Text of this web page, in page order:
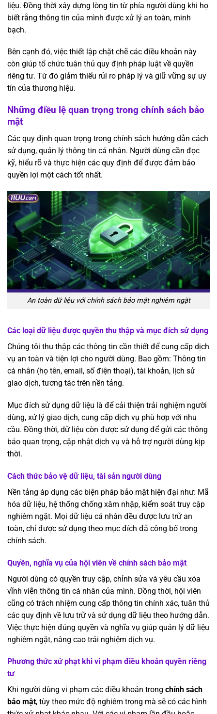
liệu. Đồng thời xây dựng lòng tin từ phía người dùng khi họ
biết rằng thông tin của mình được xử lý an toàn, minh
bạch.
Bên cạnh đó, việc thiết lập chặt chẽ các điều khoản này
còn giúp tổ chức tuân thủ quy định pháp luật về quyền
riêng tư. Từ đó giảm thiểu rủi ro pháp lý và giữ vững sự uy
tín của thương hiệu.
Những điều lệ quan trọng trong chính sách bảo
mật
Các quy định quan trọng trong chính sách hướng dẫn cách
sử dụng, quản lý thông tin cá nhân. Người dùng cần đọc
kỹ, hiểu rõ và thực hiện các quy định để được đảm bảo
quyền lợi một cách tốt nhất.
An toàn dữ liệu với chính sách bảo mật nghiêm ngặt
Các loại dữ liệu được quyền thu thập và mục đích sử dụng
Chúng tôi thu thập các thông tin cần thiết để cung cấp dịch
vụ an toàn và tiện lợi cho người dùng. Bao gồm: Thông tin
cá nhân (họ tên, email, số điện thoại), tài khoản, lịch sử
giao dịch, tương tác trên nền tảng.
Mục đích sử dụng dữ liệu là để cải thiện trải nghiệm người
dùng, xử lý giao dịch, cung cấp dịch vụ phù hợp với nhu
cầu. Đồng thời, dữ liệu còn được sử dụng để gửi các thông
báo quan trọng, cập nhật dịch vụ và hỗ trợ người dùng kịp
thời.
Cách thức bảo vệ dữ liệu, tài sản người dùng
Nền tảng áp dụng các biện pháp bảo mật hiện đại như: Mã
hóa dữ liệu, hệ thống chống xâm nhập, kiểm soát truy cập
nghiêm ngặt. Mọi dữ liệu cá nhân đều được lưu trữ an
toàn, chỉ được sử dụng theo mục đích đã công bố trong
chính sách.
Quyền, nghĩa vụ của hội viên về chính sách bảo mật
Người dùng có quyền truy cập, chỉnh sửa và yêu cầu xóa
vĩnh viễn thông tin cá nhân của mình. Đồng thời, hội viên
cũng có trách nhiệm cung cấp thông tin chính xác, tuân thủ
các quy định về lưu trữ và sử dụng dữ liệu theo hướng dẫn.
Việc thực hiện đúng quyền và nghĩa vụ giúp quản lý dữ liệu
nghiêm ngặt, nâng cao trải nghiệm dịch vụ.
Phương thức xử phạt khi vi phạm điều khoản quyền riêng
tư
Khi người dùng vi phạm các điều khoản trong chính sách
bảo mật, tùy theo mức độ nghiêm trọng mà sẽ có các hình